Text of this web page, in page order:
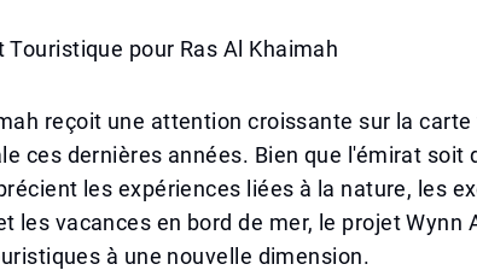
Touristique pour Ras Al Khaimah
reçoit une attention croissante sur la
ces dernières années. Bien que l'émirat soit
les expériences liées à la nature, les
les vacances en bord de mer, le projet Wynn
à une nouvelle dimension.